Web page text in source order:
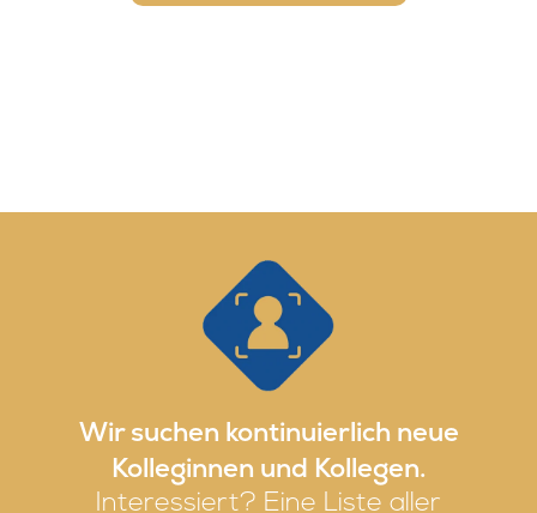
Wir suchen kontinuierlich neue
Kolleginnen und Kollegen.
Interessiert? Eine Liste aller